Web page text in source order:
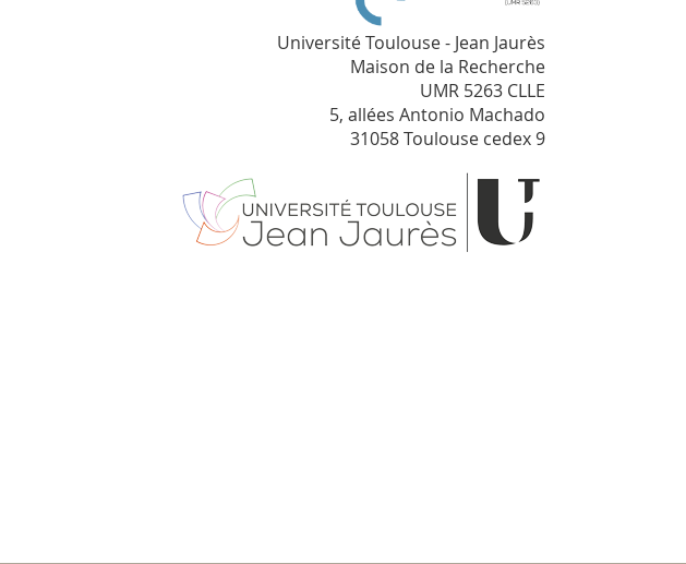
Université Toulouse - Jean Jaurès
Maison de la Recherche
UMR 5263 CLLE
5, allées Antonio Machado
31058 Toulouse cedex 9